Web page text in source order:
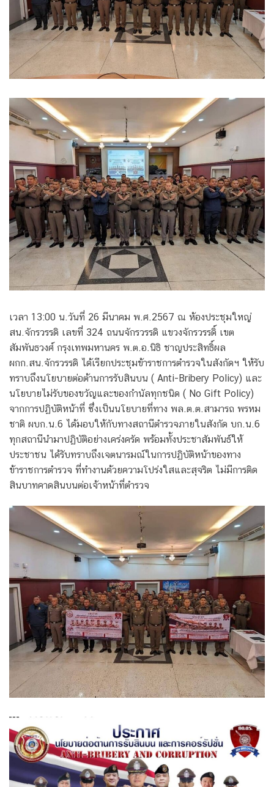
เวลา 13:00 น.วันที่ 26 มีนาคม พ.ศ.2567 ณ ห้องประชุมใหญ่
สน.จักรวรรดิ เลขที่ 324 ถนนจักรวรรดิ แขวงจักรวรรดิ์ เขต
สัมพันธวงศ์ กรุงเทพมหานคร พ.ต.อ.นิธิ ชาญประสิทธิ์ผล
ผกก.สน.จักรวรรดิ ได้เรียกประชุมข้าราชการตำรวจในสังกัดฯ ให้รับ
ทราบถึงนโยบายต่อต้านการรับสินบน ( Anti-Bribery Policy) และ
นโยบายไม่รับของขวัญและของกำนัลทุกชนิด ( No Gift Policy)
จากการปฏิบัติหน้าที่ ซึ่งเป็นนโยบายที่ทาง พล.ต.ต.สามารถ พรหม
ชาติ ผบก.น.6 ได้มอบให้กับทางสถานีตำรวจภายในสังกัด บก.น.6
ทุกสถานีนำมาปฏิบัติอย่างเคร่งครัด พร้อมทั้งประชาสัมพันธ์ให้
ประชาชน ได้รับทราบถึงเจตนารมณ์ในการปฏิบัติหน้าของทาง
ข้าราชการตำรวจ ที่ทำงานด้วยความโปร่งใสและสุจริต ไม่มีการติด
สินบาทคาดสินบนต่อเจ้าหน้าที่ตำรวจ